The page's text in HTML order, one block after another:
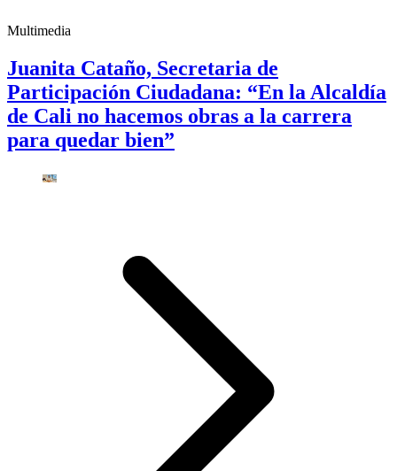
Multimedia
Juanita Cataño, Secretaria de
Participación Ciudadana: “En la Alcaldía
de Cali no hacemos obras a la carrera
para quedar bien”